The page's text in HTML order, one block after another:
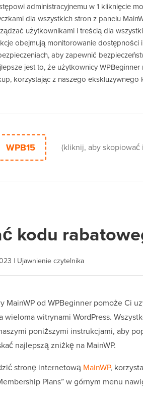
administracyjnemu w 1 kliknięcie
dla wszystkich stron z panelu
użytkownikami i treścią dla
obejmują monitorowanie dostępności
aby zapewnić
jest to, że użytkownicy
korzystając z naszego ekskluzywnego
WPB15 (kliknij, aby
kodu
| Ujawnienie czytelnika
MainWP od WPBeginner pomoże Ci
wieloma witrynami WordPress.
poniższymi instrukcjami, aby
najlepszą zniżkę na MainWP.
stronę internetową MainWP,
Plans” w górnym menu